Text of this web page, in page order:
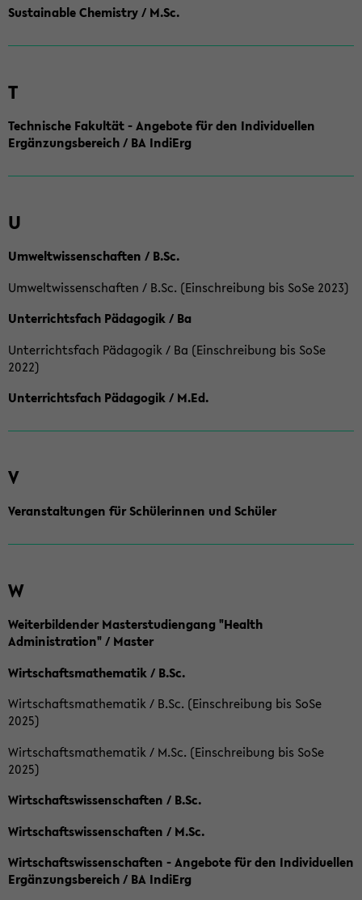
Sustainable Chemistry / M.Sc.
T
Technische Fakultät - Angebote für den Individuellen
Ergänzungsbereich / BA IndiErg
U
Umweltwissenschaften / B.Sc.
Umweltwissenschaften / B.Sc. (Einschreibung bis SoSe 2023)
Unterrichtsfach Pädagogik / Ba
Unterrichtsfach Pädagogik / Ba (Einschreibung bis SoSe
2022)
Unterrichtsfach Pädagogik / M.Ed.
V
Veranstaltungen für Schülerinnen und Schüler
W
Weiterbildender Masterstudiengang "Health
Administration" / Master
Wirtschaftsmathematik / B.Sc.
Wirtschaftsmathematik / B.Sc. (Einschreibung bis SoSe
2025)
Wirtschaftsmathematik / M.Sc. (Einschreibung bis SoSe
2025)
Wirtschaftswissenschaften / B.Sc.
Wirtschaftswissenschaften / M.Sc.
Wirtschaftswissenschaften - Angebote für den Individuellen
Ergänzungsbereich / BA IndiErg